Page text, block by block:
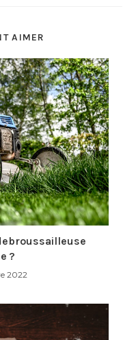
AIMER
?
2022